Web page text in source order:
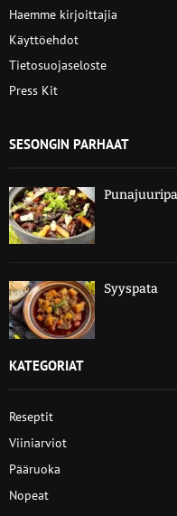
Haemme kirjoittajia
Käyttöehdot
Tietosuojaseloste
Press Kit
SESONGIN PARHAAT
Syyspata
KATEGORIAT
Reseptit
Viiniarviot
Pääruoka
Nopeat